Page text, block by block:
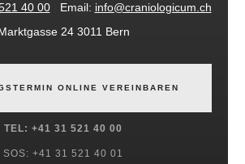
40 00Email: info@craniologicum.ch
24 3011 Bern
ONLINE VEREINBAREN
TEL: +41 31 521 40 00
SOS: +41 31 521 40 01